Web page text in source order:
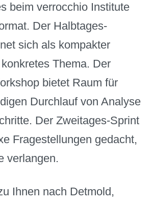
beim verrocchio Institute
Der Halbtages-
sich als kompakter
Thema. Der
bietet Raum für
Durchlauf von Analyse
Der Zweitages-Sprint
Fragestellungen gedacht,
verlangen.
Ihnen nach Detmold,